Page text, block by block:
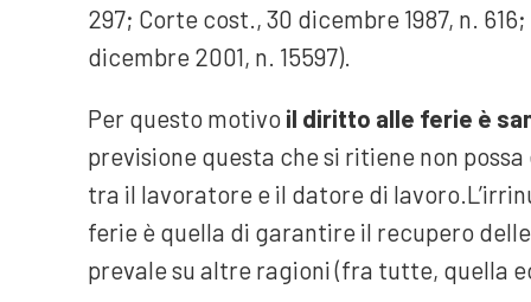
297; Corte cost., 30 dicembre 1987, n.
dicembre 2001, n. 15597).
Per questo motivo il diritto alle ferie è
previsione questa che si ritiene non
tra il lavoratore e il datore di
ferie è quella di garantire il recupero
prevale su altre ragioni (fra tutte, quella